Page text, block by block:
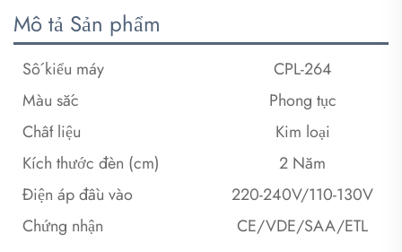
Mô tả Sản phẩm
Số kiểu máy
CPL-264
Màu sắc
Phong tục
Chất liệu
Kim loại
Kích thước đèn (cm)
2 Năm
Điện áp đầu vào
220-240V/110-130V
Chứng nhận
CE/VDE/SAA/ETL